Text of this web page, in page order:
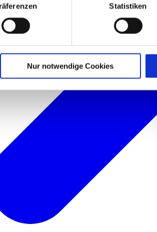
Indem Sie die jeweiligen Cookies
das Setzen und Verwenden des
Statistiken
Nur notwendige Cookies